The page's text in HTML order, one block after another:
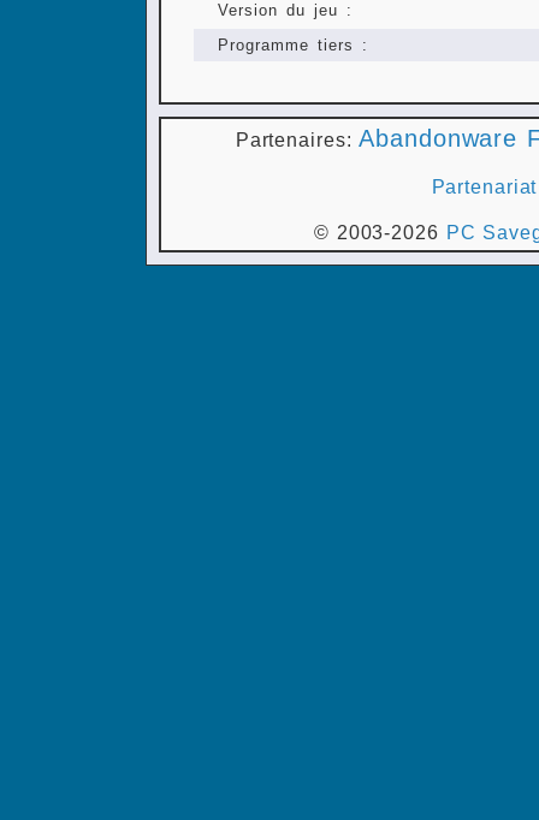
Version du jeu :
Programme tiers :
Partenaires:Abandonware
Partenariat
© 2003-2026 PC